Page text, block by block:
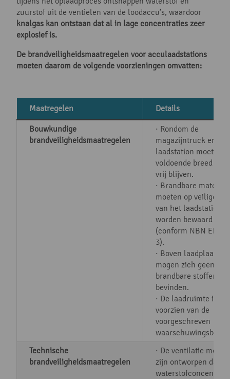
zuurstof uit de ventielen van de loodaccu’s, waardoor
knalgas kan ontstaan dat al in lage concentraties zeer
explosief is.
De brandveiligheidsmaatregelen voor acculaadstations
moeten daarom de volgende voorzieningen omvatten:
Maatregelen Details
Bouwkundige
brandveiligheidsmaatregelen
· Rondom de
magazijntruck en het
laadstation moet een
voldoende breed
vrij blijven.
· Brandbare
moeten op veilige
van het laadstation
worden bewaard
(conform NBN EN
3).
· Boven laadplaatsen
mogen zich geen
brandbare stoffen
bevinden.
· De laadruimte is
voorzien van de
voorgeschreven
Technische
brandveiligheidsmaatregelen
· De ventilatie moet
zijn ontworpen dat de